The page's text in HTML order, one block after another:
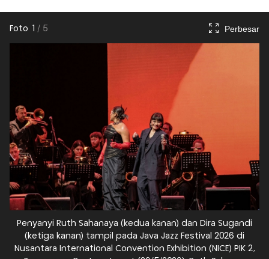
Foto 1 / 5 Perbesar
Penyanyi Ruth Sahanaya (kedua kanan) dan Dira Sugandi
(ketiga kanan) tampil pada Java Jazz Festival 2026 di
Nusantara International Convention Exhibition (NICE) PIK 2,